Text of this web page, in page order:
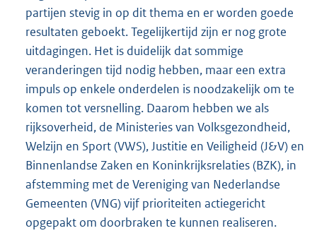
partijen stevig in op dit thema en er worden goede
resultaten geboekt. Tegelijkertijd zijn er nog grote
uitdagingen. Het is duidelijk dat sommige
veranderingen tijd nodig hebben, maar een extra
impuls op enkele onderdelen is noodzakelijk om te
komen tot versnelling. Daarom hebben we als
rijksoverheid, de Ministeries van Volksgezondheid,
Welzijn en Sport (VWS), Justitie en Veiligheid (J&V) en
Binnenlandse Zaken en Koninkrijksrelaties (BZK), in
afstemming met de Vereniging van Nederlandse
Gemeenten (VNG) vijf prioriteiten actiegericht
opgepakt om doorbraken te kunnen realiseren.